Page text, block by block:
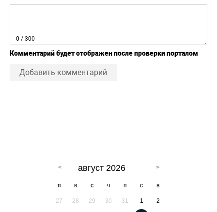
0 / 300
Комментарий будет отображен после проверки порталом
Добавить комментарий
август 2026
п в с ч п с в
27 28 29 30 31 1 2